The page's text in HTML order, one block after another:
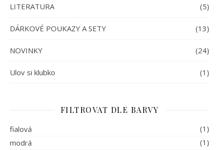
LITERATURA (5)
DÁRKOVÉ POUKAZY A SETY (13)
NOVINKY (24)
Ulov si klubko (1)
FILTROVAT DLE BARVY
fialová
(1)
modrá
(1)